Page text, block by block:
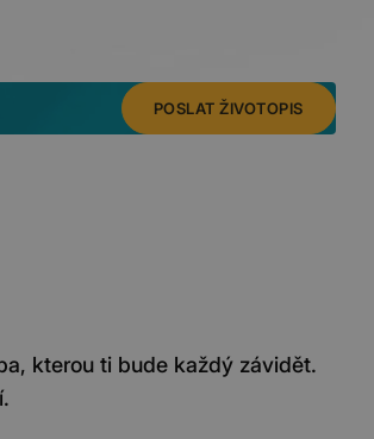
POSLAT ŽIVOTOPIS
kterou ti bude každý závidět.